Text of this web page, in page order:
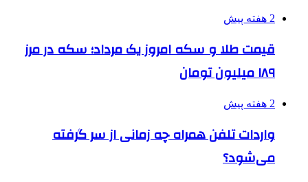
2 هفته پیش
قیمت طلا و سکه امروز یک مرداد؛ سکه در مرز
۱۸۹ میلیون تومان
2 هفته پیش
واردات تلفن همراه چه زمانی از سر گرفته
می‌شود؟